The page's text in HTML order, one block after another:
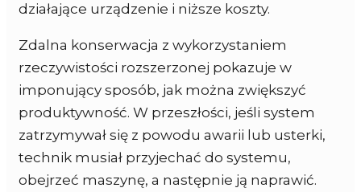
działające urządzenie i niższe koszty.
Zdalna konserwacja z wykorzystaniem
rzeczywistości rozszerzonej pokazuje w
imponujący sposób, jak można zwiększyć
produktywność. W przeszłości, jeśli system
zatrzymywał się z powodu awarii lub usterki,
technik musiał przyjechać do systemu,
obejrzeć maszynę, a następnie ją naprawić.